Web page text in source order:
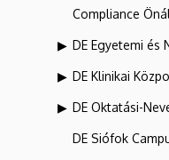
Compliance
DE Egyetemi és
DE Klinikai
DE Oktatási-
DE Siófok